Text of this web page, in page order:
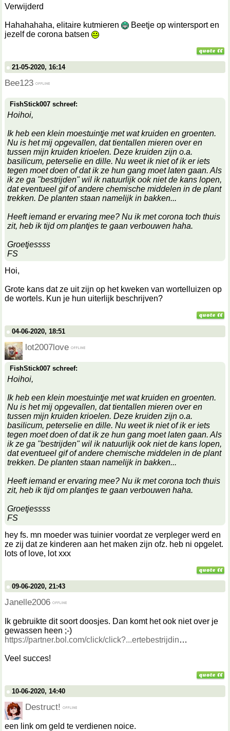
Verwijderd
Hahahahaha, elitaire kutmieren
Beetje op wintersport en
jezelf de corona batsen
21-05-2020, 16:14
Bee123
FishStick007 schreef:
Hoihoi,
Ik heb een klein moestuintje met wat kruiden en groenten.
Nu is het mij opgevallen, dat tientallen mieren over en
tussen mijn kruiden krioelen. Deze kruiden zijn o.a.
basilicum, peterselie en dille. Nu weet ik niet of ik er iets
tegen moet doen of dat ik ze hun gang moet laten gaan. Als
ik ze ga "bestrijden" wil ik natuurlijk ook niet de kans lopen,
dat eventueel gif of andere chemische middelen in de plant
trekken. De planten staan namelijk in bakken...
Heeft iemand er ervaring mee? Nu ik met corona toch thuis
zit, heb ik tijd om plantjes te gaan verbouwen haha.
Groetjessss
FS
Hoi,
Grote kans dat ze uit zijn op het kweken van wortelluizen op
de wortels. Kun je hun uiterlijk beschrijven?
04-06-2020, 18:51
lot2007love
FishStick007 schreef:
Hoihoi,
Ik heb een klein moestuintje met wat kruiden en groenten.
Nu is het mij opgevallen, dat tientallen mieren over en
tussen mijn kruiden krioelen. Deze kruiden zijn o.a.
basilicum, peterselie en dille. Nu weet ik niet of ik er iets
tegen moet doen of dat ik ze hun gang moet laten gaan. Als
ik ze ga "bestrijden" wil ik natuurlijk ook niet de kans lopen,
dat eventueel gif of andere chemische middelen in de plant
trekken. De planten staan namelijk in bakken...
Heeft iemand er ervaring mee? Nu ik met corona toch thuis
zit, heb ik tijd om plantjes te gaan verbouwen haha.
Groetjessss
FS
hey fs. mn moeder was tuinier voordat ze verpleger werd en
ze zij dat ze kinderen aan het maken zijn ofz. heb ni opgelet.
lots of love, lot xxx
09-06-2020, 21:43
Janelle2006
Ik gebruikte dit soort doosjes. Dan komt het ook niet over je
gewassen heen ;-)
https://partner.bol.com/click/click?...ertebestrijdin
Veel succes!
10-06-2020, 14:40
Destruct!
een link om geld te verdienen noice.